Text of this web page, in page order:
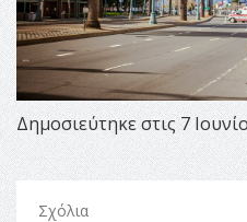
Δημοσιεύτηκε στις 7
Σχόλια